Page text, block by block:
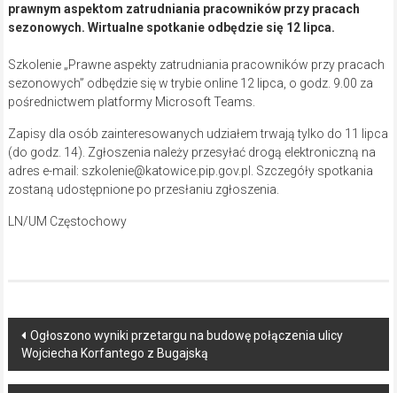
prawnym aspektom zatrudniania pracowników przy pracach
sezonowych. Wirtualne spotkanie odbędzie się 12 lipca.
Szkolenie „Prawne aspekty zatrudniania pracowników przy pracach
sezonowych” odbędzie się w trybie online 12 lipca, o godz. 9.00 za
pośrednictwem platformy Microsoft Teams.
Zapisy dla osób zainteresowanych udziałem trwają tylko do 11 lipca
(do godz. 14). Zgłoszenia należy przesyłać drogą elektroniczną na
adres e-mail: szkolenie@katowice.pip.gov.pl. Szczegóły spotkania
zostaną udostępnione po przesłaniu zgłoszenia.
LN/UM Częstochowy
Post
navigation
Ogłoszono wyniki przetargu na budowę połączenia ulicy
Wojciecha Korfantego z Bugajską